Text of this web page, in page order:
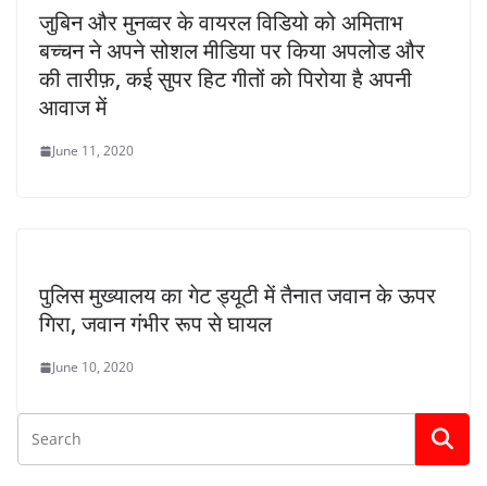
जुबिन और मुनव्वर के वायरल विडियो को अमिताभ
बच्चन ने अपने सोशल मीडिया पर किया अपलोड और
की तारीफ़, कई सुपर हिट गीतों को पिरोया है अपनी
आवाज में
June 11, 2020
पुलिस मुख्यालय का गेट ड्यूटी में तैनात जवान के ऊपर
गिरा, जवान गंभीर रूप से घायल
June 10, 2020